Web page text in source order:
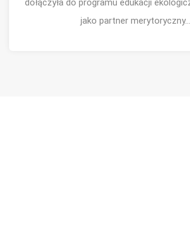
dołączyła do programu edukacji
jako partner merytoryczny...